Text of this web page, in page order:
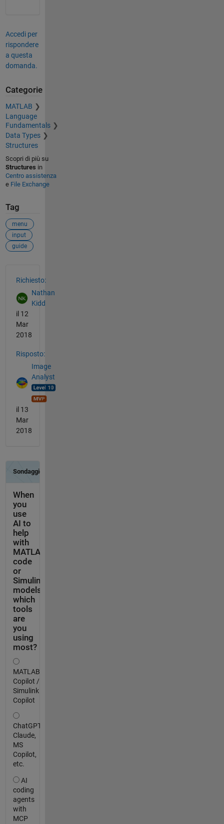
Accedi per
rispondere
a questa
domanda.
Categorie
MATLAB
Language
Fundamentals
Data Types
Structures
Scopri di più su
Structures in
Centro assistenza
e File Exchange
Tag
menu
input
guide
Richiesto:
Nathan
Kidd
il 12
Mar
2018
Risposto:
Image
Analyst
il 13
Mar
2018